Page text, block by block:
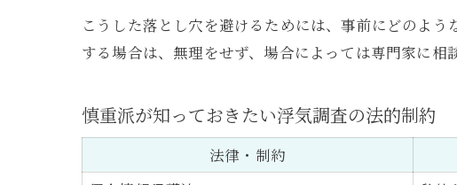
こうした落とし穴を避けるためには、事前にどのよ
する場合は、無理をせず、場合によっては専門家に相
慎重派が知っておきたい浮気調査の法的制約
法律・制約